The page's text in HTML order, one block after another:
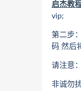
启杰教
vip;
第二步
码 然后
请注意
非诚勿